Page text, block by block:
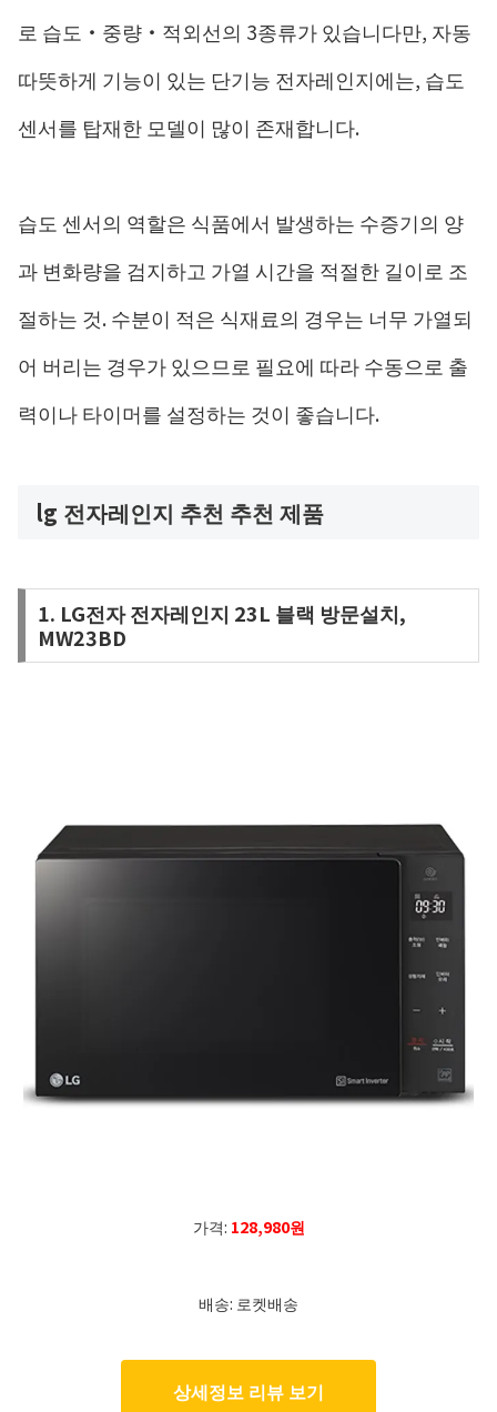
로 습도・중량・적외선의 3종류가 있습니다만, 자동
따뜻하게 기능이 있는 단기능 전자레인지에는, 습도
센서를 탑재한 모델이 많이 존재합니다.
습도 센서의 역할은 식품에서 발생하는 수증기의 양
과 변화량을 검지하고 가열 시간을 적절한 길이로 조
절하는 것. 수분이 적은 식재료의 경우는 너무 가열되
어 버리는 경우가 있으므로 필요에 따라 수동으로 출
력이나 타이머를 설정하는 것이 좋습니다.
lg 전자레인지 추천 추천 제품
1. LG전자 전자레인지 23L 블랙 방문설치,
MW23BD
가격: 128,980원
배송: 로켓배송
상세정보 리뷰 보기